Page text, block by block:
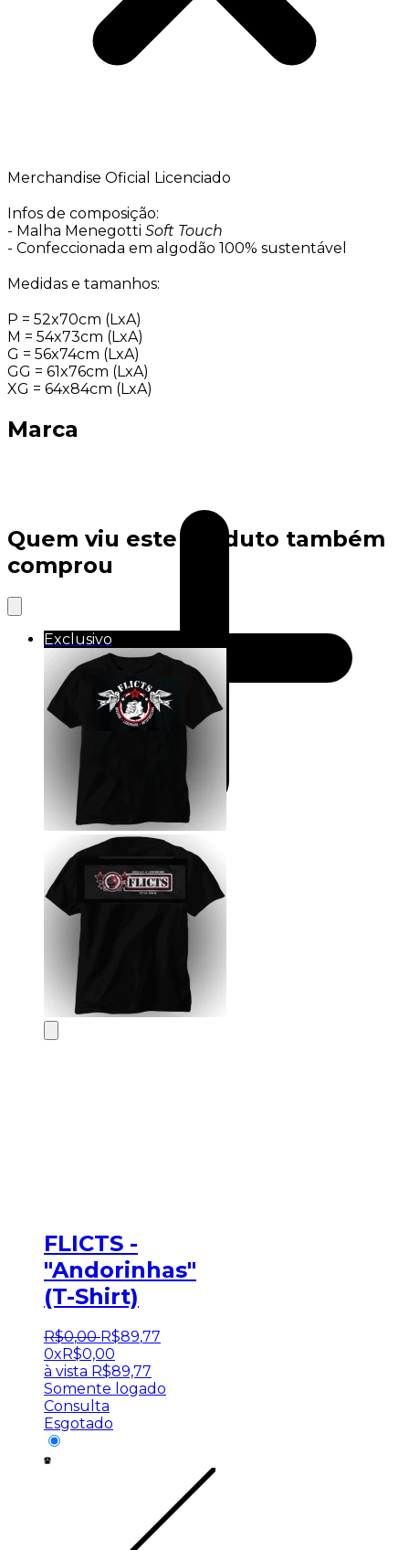
Merchandise Oficial Licenciado
Infos de composição:
- Malha Menegotti Soft Touch
- Confeccionada em algodão 100% sustentável
Medidas e tamanhos:
P = 52x70cm (LxA)
M = 54x73cm (LxA)
G = 56x74cm (LxA)
GG = 61x76cm (LxA)
XG = 64x84cm (LxA)
Marca
Quem viu este produto também
comprou
FLICTS -
"Andorinhas"
(T-Shirt)
R$0,00 R$89,77
0xR$0,00
à vista R$89,77
Somente logado
Consulta
Esgotado